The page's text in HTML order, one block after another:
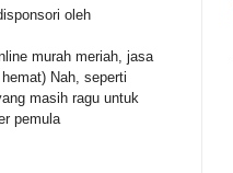
oleh
murah meriah, jasa
Nah, seperti
masih ragu untuk
pemula